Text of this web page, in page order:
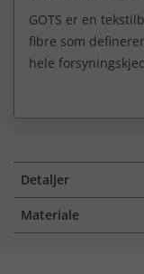
GOTS er en
fibre som
hele
Detaljer
Materiale